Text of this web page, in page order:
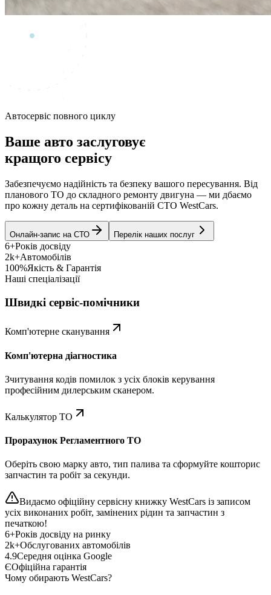
Автосервіс повного циклу
Ваше авто заслуговує
кращого сервісу
Забезпечуємо надійність та безпеку вашого пересування. Від
планового ТО до складного ремонту двигуна — ми дбаємо
про кожну деталь на сертифікованій СТО WestCars.
Онлайн-запис на СТО Перелік наших послуг
6+Років досвіду
2k+Автомобілів
100%Якість & Гарантія
Наші спеціалізації
Швидкі сервіс-помічники
Комп'ютерне сканування
Комп'ютерна діагностика
Зчитування кодів помилок з усіх блоків керування
професійним дилерським сканером.
Калькулятор ТО
Прорахунок Регламентного ТО
Оберіть свою марку авто, тип палива та сформуйте кошторис
запчастин та робіт за секунди.
Видаємо офіційну сервісну книжку WestCars із записом
усіх виконаних робіт, замінених рідин та запчастин з
печаткою!
6+Років досвіду на ринку
2k+Обслугованих автомобілів
4.9Середня оцінка Google
ЄОфіційна гарантія
Чому обирають WestCars?